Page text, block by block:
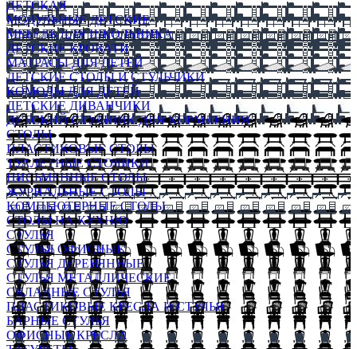
ДЕТСКАЯ
МОДУЛЬНЫЕ ДЕТСКИЕ
МЕБЕЛЬ ДЛЯ ШКОЛЬНИКА
ДЕТСКИЕ КРОВАТИ
МАТРАСЫ ДЛЯ ДЕТЕЙ
ДЕТСКИЕ СТОЛЫ И СТУЛЬЧИКИ
КОМОДЫ ДЛЯ ДЕТЕЙ
ДЕТСКИЕ ДИВАНЧИКИ
ДЕТСКИЙ СТУЛЬЧИК ДЛЯ КОРМЛЕНИЯ
СТОЛЫ
ПЛАСТИКОВЫЕ СТОЛЫ
ТУАЛЕТНЫЕ СТОЛИКИ
ПИСЬМЕННЫЕ СТОЛЫ
ЖУРНАЛЬНЫЕ СТОЛЫ
КОМПЬЮТЕРНЫЕ СТОЛЫ
СТОЛЫ НА КУХНЮ
СТУЛЬЯ
СТУЛЬЯ ОФИСНЫЕ
СТУЛЬЯ ДЕРЕВЯННЫЕ
СТУЛЬЯ МЕТАЛЛИЧЕСКИЕ
СКЛАДНЫЕ СТУЛЬЯ
ПЛАСТИКОВЫЕ КРЕСЛА И СТУЛЬЯ
БАРНЫЕ СТУЛЬЯ
ОФИСНЫЕ КРЕСЛА